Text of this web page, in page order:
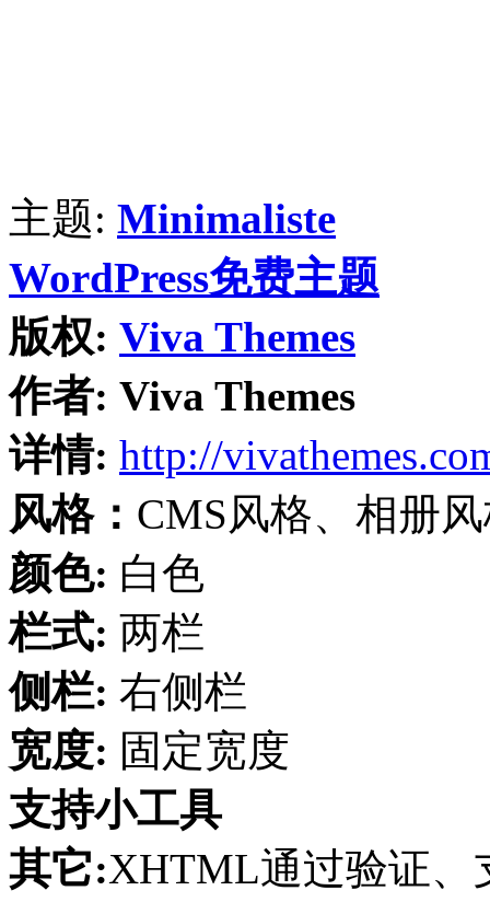
主题: Minimaliste
WordPress免费主题
版权: Viva Themes
作者: Viva Themes
详情: http://
风格： CMS风格、相册
颜色: 白色
栏式: 两栏
侧栏: 右侧栏
宽度: 固定宽度
支持小工具
其它:XHTML通过验证、